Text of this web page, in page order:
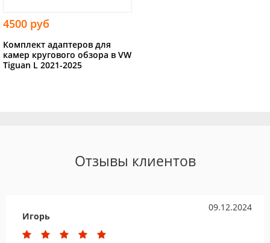
4500 руб
Комплект адаптеров для
камер кругового обзора в VW
Tiguan L 2021-2025
Отзывы клиентов
09.12.2024
Игорь